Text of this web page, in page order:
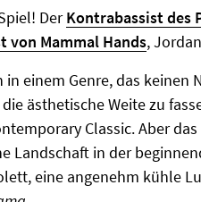
DerKontrabassist des
von Mammal Hands,
in einem Genre, das keinen
ästhetische Weite zu
Classic. Aber
Landschaft in der
eine angenehm kühle